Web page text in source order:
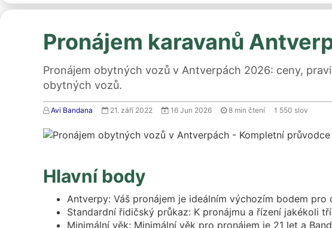
Pronájem karavanů
Pronájem obytných vozů v Antverpách 2026: ceny,
obytných vozů.
Avi Bandana 21. září 2022 16 Jun 2026 8 min čtení 1 550 slov
Hlavní body
Antverpy: Váš pronájem je ideálním výchozím bodem
Standardní řidičský průkaz: K pronájmu a řízení jakékoli
Minimální věk: Minimální věk pro pronájem je 21 let a